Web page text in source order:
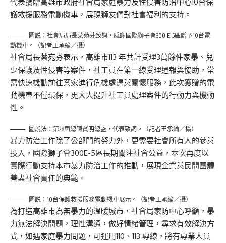
護救援服務電動機車，展現獅友們對社會福利的支持。
圖説：社會局局長菜苑芬致詞，感謝國際獅子會300 E-5區贈予10台電
動機車。（記者王承綸／攝）
社會局長蔡宛芬表示，高雄市113 年共計受理3萬餘件家暴、兒
少保護及性侵害等案件，社工員在第一線受理通報與協助，常
需快速機動前往案家進行危機處遇與關懷服務，此次獲贈的電
動機車不僅環保，更大大提升社工員處理案件的行動力與機動
性。
圖説法：第28屆總陳賢明總監，代表致詞。（記者王承綸／攝）
暴力防治工作除了公部門的努力外，更需要社會所有人的參與
投入，國際獅子會300E-5區長期關注社會公益，本次再度以
實際行動支持本市暴力防治工作的推動，展現企業與民間團體
善盡社會責任的典範。
圖説：10台保護救援服務電動機車展示。（記者王承綸／攝）
為打造高雄市為無暴力的溫暖城市，社會局家防中心呼籲，暴
力無法解決問題，理性溝通，做好情緒管理，尋求有效解決方
式，如遇家庭暴力問題，可運用110、113 專線，將有專業人員